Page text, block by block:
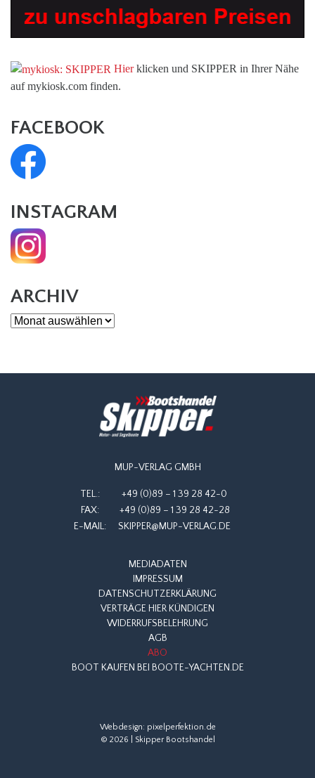
Hierklicken und SKIPPER in Ihrer Nähe
auf mykiosk.com finden.
FACEBOOK
INSTAGRAM
ARCHIV
Archiv
MUP-VERLAG GMBH
TEL.:
+49 (0)89 – 1 39 28 42-0
FAX:
+49 (0)89 – 1 39 28 42-28
E-MAIL:
SKIPPER@MUP-VERLAG.DE
MEDIADATEN
IMPRESSUM
DATENSCHUTZERKLÄRUNG
VERTRÄGE HIER KÜNDIGEN
WIDERRUFSBELEHRUNG
AGB
ABO
BOOT KAUFEN BEI BOOTE-YACHTEN.DE
Webdesign: pixelperfektion.de
© 2026 | Skipper Bootshandel